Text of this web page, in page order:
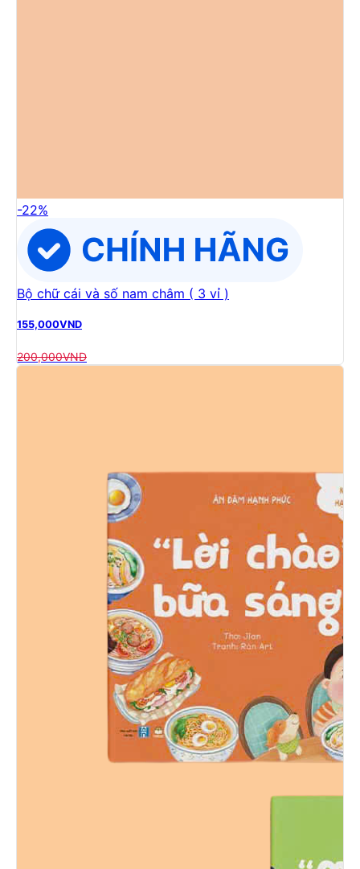
-22%
Bộ chữ cái và số nam châm ( 3 vỉ )
155,000VND
200,000VND